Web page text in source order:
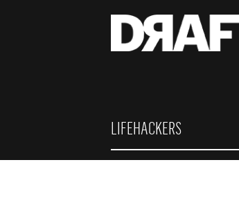
LIFEHACKERS